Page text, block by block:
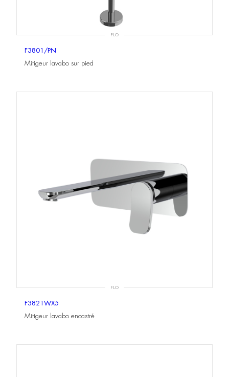
FLO
F3801/PN
Mitigeur lavabo sur pied
FLO
F3821WX5
Mitigeur lavabo encastré